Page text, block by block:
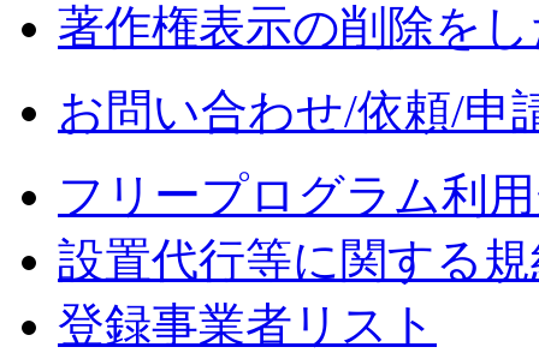
著作権表示の削除を
お問い合わせ/依頼/申
フリープログラム利
設置代行等に関する
登録事業者リスト